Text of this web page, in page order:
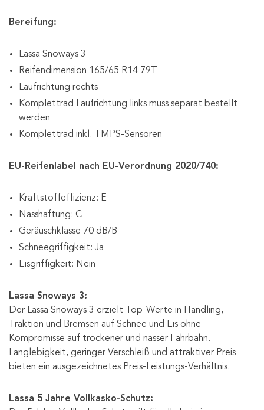
Bereifung:
Lassa Snoways 3
Reifendimension 165/65 R14 79T
Laufrichtung rechts
Komplettrad Laufrichtung links muss separat bestellt
werden
Komplettrad inkl. TMPS-Sensoren
EU-Reifenlabel nach EU-Verordnung 2020/740:
Kraftstoffeffizienz: E
Nasshaftung: C
Geräuschklasse 70 dB/B
Schneegriffigkeit: Ja
Eisgriffigkeit: Nein
Lassa Snoways 3:
Der Lassa Snoways 3 erzielt Top-Werte in Handling,
Traktion und Bremsen auf Schnee und Eis ohne
Kompromisse auf trockener und nasser Fahrbahn.
Langlebigkeit, geringer Verschleiß und attraktiver Preis
bieten ein ausgezeichnetes Preis-Leistungs-Verhältnis.
Lassa 5 Jahre Vollkasko-Schutz: